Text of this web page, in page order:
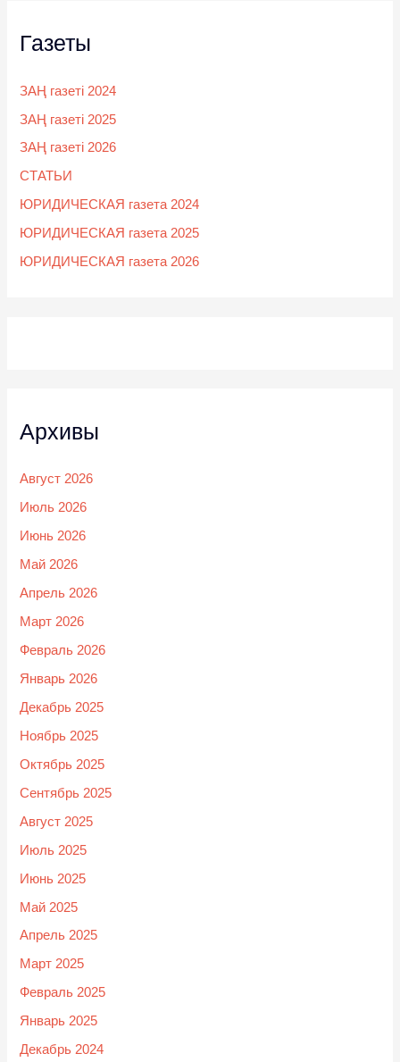
Газеты
ЗАҢ газеті 2024
ЗАҢ газеті 2025
ЗАҢ газеті 2026
СТАТЬИ
ЮРИДИЧЕСКАЯ газета 2024
ЮРИДИЧЕСКАЯ газета 2025
ЮРИДИЧЕСКАЯ газета 2026
Архивы
Август 2026
Июль 2026
Июнь 2026
Май 2026
Апрель 2026
Март 2026
Февраль 2026
Январь 2026
Декабрь 2025
Ноябрь 2025
Октябрь 2025
Сентябрь 2025
Август 2025
Июль 2025
Июнь 2025
Май 2025
Апрель 2025
Март 2025
Февраль 2025
Январь 2025
Декабрь 2024